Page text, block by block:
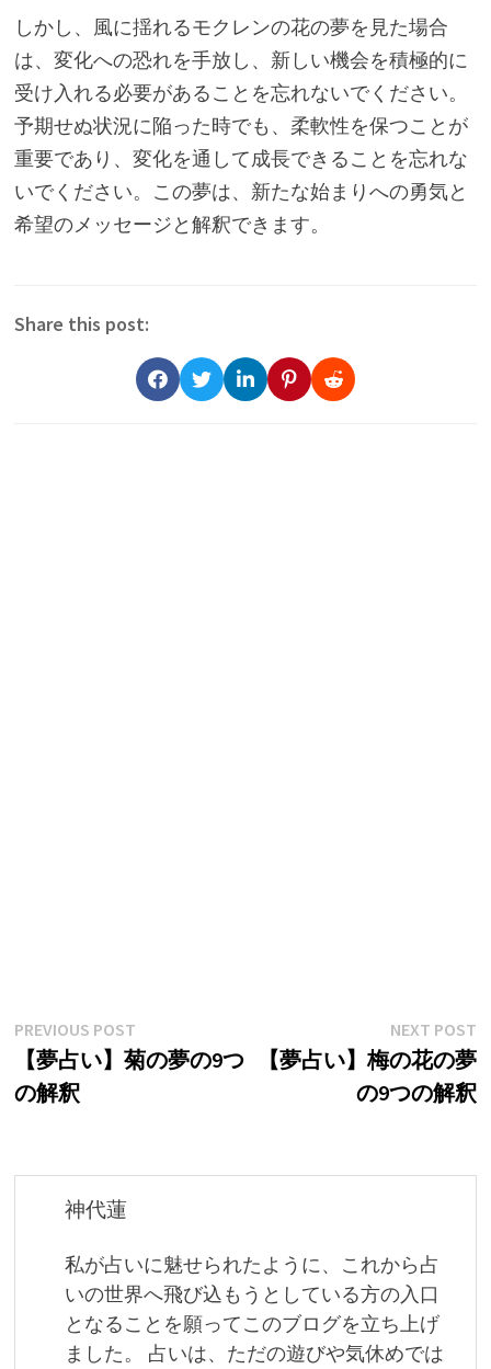
しかし、風に揺れるモクレンの花の夢を見た場合
は、変化への恐れを手放し、新しい機会を積極的に
受け入れる必要があることを忘れないでください。
予期せぬ状況に陥った時でも、柔軟性を保つことが
重要であり、変化を通して成長できることを忘れな
いでください。この夢は、新たな始まりへの勇気と
希望のメッセージと解釈できます。
Share this post:
投
稿
ナ
PREVIOUS POSTPrevious
post:
【夢占い】菊の夢の9つ
の解釈
NEXT POST
【夢占い】梅の花の夢
の9つの解釈
神代蓮
私が占いに魅せられたように、これから占
いの世界へ飛び込もうとしている方の入口
となることを願ってこのブログを立ち上げ
ました。 占いは、ただの遊びや気休めでは